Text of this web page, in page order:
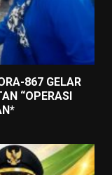
867 GELAR
“OPERASI